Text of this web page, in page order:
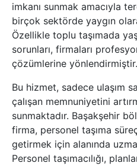
imkanı sunmak amacıyla
birçok sektörde yaygın
Özellikle toplu taşımada
sorunları, firmaları
çözümlerine yönlendirmiştir.
Bu hizmet, sadece ulaşım
çalışan memnuniyetini
sunmaktadır. Başakşehir
firma, personel taşıma
getirmek için alanında
Personel taşımacılığı,